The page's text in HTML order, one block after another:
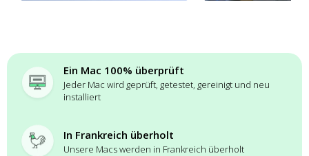
Ein Mac 100% überprüft
Jeder Mac wird geprüft, getestet, gereinigt und neu
installiert
In Frankreich überholt
Unsere Macs werden in Frankreich überholt